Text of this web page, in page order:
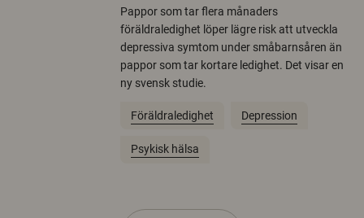
Pappor som tar flera månaders
föräldraledighet löper lägre risk att utveckla
depressiva symtom under småbarnsåren än
pappor som tar kortare ledighet. Det visar en
ny svensk studie.
Föräldraledighet Depression
Psykisk hälsa